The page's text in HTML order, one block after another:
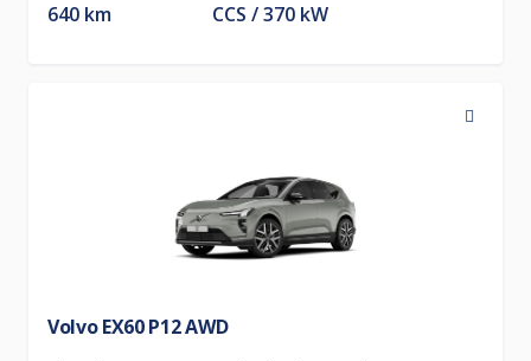
640 km CCS 370 kW
Volvo EX60 P12 AWD